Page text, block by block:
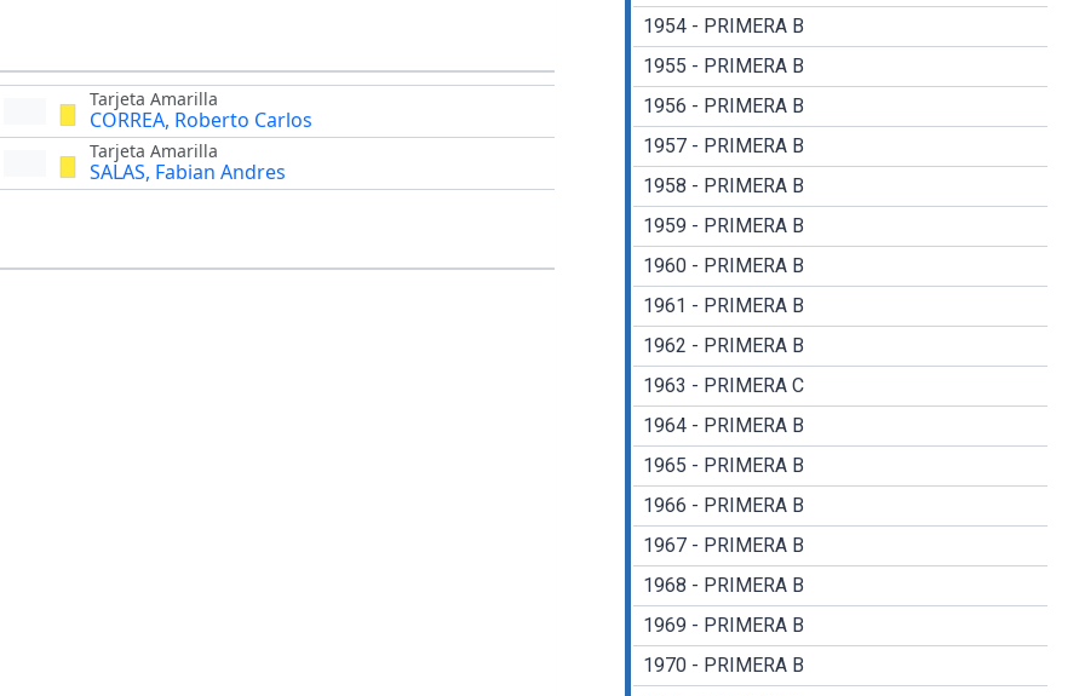
Tarjeta Amarilla
CORREA, Roberto Carlos
Tarjeta Amarilla
SALAS, Fabian Andres
1954 - PRIMERA B
1955 - PRIMERA B
1956 - PRIMERA B
1957 - PRIMERA B
1958 - PRIMERA B
1959 - PRIMERA B
1960 - PRIMERA B
1961 - PRIMERA B
1962 - PRIMERA B
1963 - PRIMERA C
1964 - PRIMERA B
1965 - PRIMERA B
1966 - PRIMERA B
1967 - PRIMERA B
1968 - PRIMERA B
1969 - PRIMERA B
1970 - PRIMERA B